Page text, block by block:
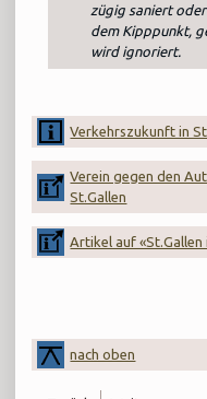
zügig saniert
dem Kipppunkt,
wird ignoriert.
Verkehrszukunft in
Verein gegen den
St.Gallen
Artikel auf «St.Gallen
nach oben